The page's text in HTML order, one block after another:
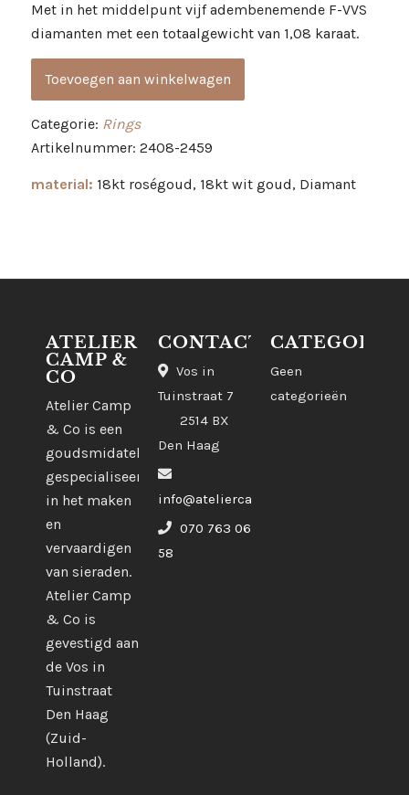
Met in het middelpunt vijf adembenemende F-VVS
diamanten met een totaalgewicht van 1,08 karaat.
Toevoegen aan winkelwagen
Categorie: Rings
Artikelnummer: 2408-2459
material: 18kt roségoud, 18kt wit goud, Diamant
ATELIER
CAMP &
CO
Atelier Camp
& Co is een
goudsmidatelier
gespecialiseerd
in het maken
en
vervaardigen
van sieraden.
Atelier Camp
& Co is
gevestigd aan
de Vos in
Tuinstraat
Den Haag
(Zuid-
Holland).
CONTACT
Vos in
Tuinstraat 7
2514 BX
Den Haag
info@ateliercampco.com
070 763 06
58
Geen
categorieën